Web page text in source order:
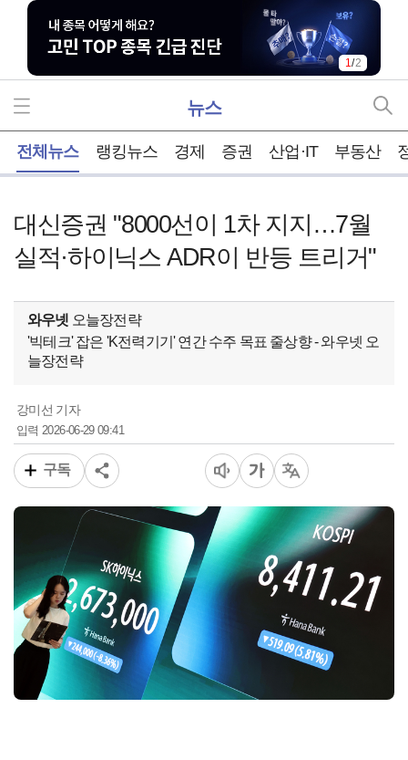
1/2
뉴스
전체뉴스 랭킹뉴스 경제 증권 산업·IT 부동산
대신증권 "8000선이 1차 지지…7월
실적·하이닉스 ADR이 반등 트리거"
와우넷 오늘장전략
'빅테크' 잡은 'K전력기기' 연간 수주 목표 줄상향 - 와우넷 오
늘장전략
강미선 기자
입력 2026-06-29 09:41
구독